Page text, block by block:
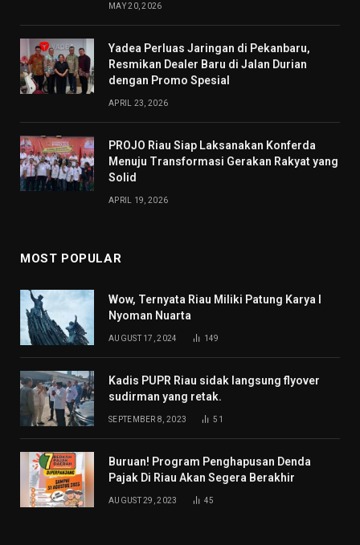
MAY 20, 2026
Yadea Perluas Jaringan di Pekanbaru,
Resmikan Dealer Baru di Jalan Durian
dengan Promo Spesial
APRIL 23, 2026
PROJO Riau Siap Laksanakan Konferda
Menuju Transformasi Gerakan Rakyat yang
Solid
APRIL 19, 2026
MOST POPULAR
Wow, Ternyata Riau Miliki Patung Karya I
Nyoman Nuarta
AUGUST 17, 2024 149
Kadis PUPR Riau sidak langsung flyover
sudirman yang retak.
SEPTEMBER 8, 2023 51
Buruan! Program Penghapusan Denda
Pajak Di Riau Akan Segera Berakhir
AUGUST 29, 2023 45